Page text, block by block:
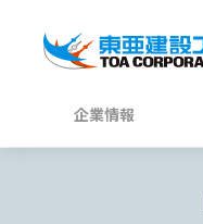
企業情報